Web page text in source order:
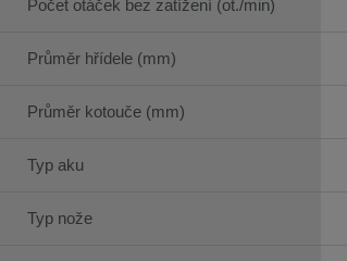
Počet otáček bez zatížení (ot./min)
Průměr hřídele (mm)
Průměr kotouče (mm)
Typ aku
Typ nože